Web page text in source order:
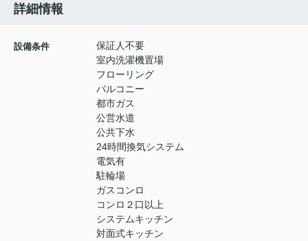
詳細情報
設備条件
保証人不要
室内洗濯機置場
フローリング
バルコニー
都市ガス
公営水道
公共下水
24時間換気システム
電気有
駐輪場
ガスコンロ
コンロ２口以上
システムキッチン
対面式キッチン